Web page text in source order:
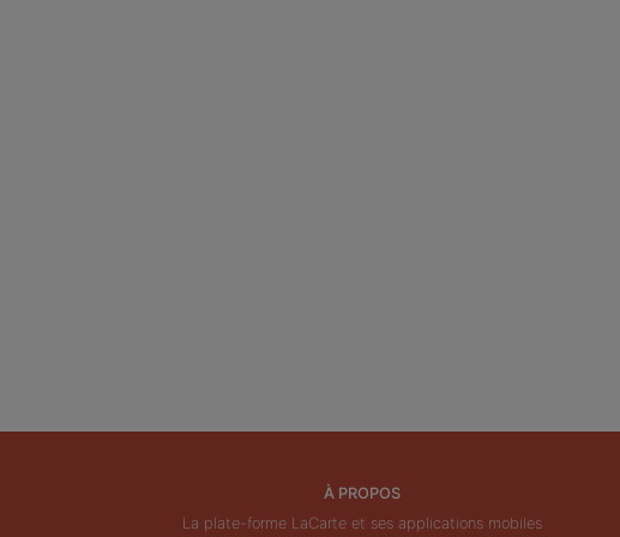
À PROPOS
La plate-forme LaCarte et ses applications mobiles